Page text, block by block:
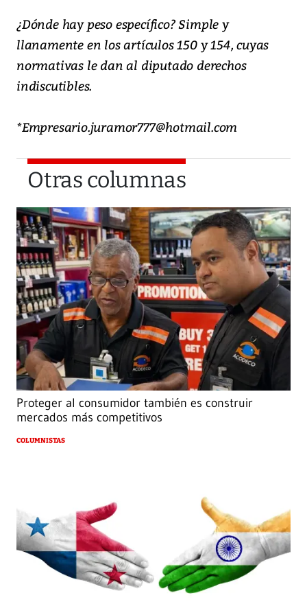
¿Dónde hay peso específico? Simple y
llanamente en los artículos 150 y 154, cuyas
normativas le dan al diputado derechos
indiscutibles.
*Empresario.juramor777@hotmail.com
Otras columnas
Proteger al consumidor también es construir
mercados más competitivos
COLUMNISTAS